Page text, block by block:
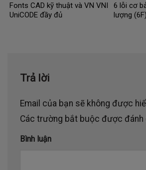
Fonts CAD kỹ thuật và VN VNI
UniCODE đầy đủ
6 lỗi cơ
lượng (6F)
Trả lời
Email của bạn sẽ không được
Các trường bắt buộc được đánh
Bình luận